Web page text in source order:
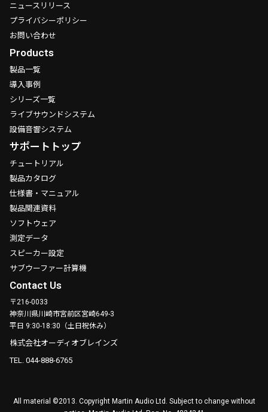
ニュースリリース
プライバシーポリシー
お問い合わせ
Products
製品一覧
導入事例
シリーズ一覧
ライブサウンドシステム
設備音響システム
サポートトップ
チュートリアル
製品カタログ
仕様書・マニュアル
製品関連資料
ソフトウェア
測定データ
スピーカー設定
サブウーファー計算機
Contact Us
〒216-0033
神奈川県川崎市宮前区宮崎649-3
平日 9:30-18:30（土日祝休み）
株式会社オーディオブレインズ
TEL. 044-888-6765
All material ©2013. Copyright Martin Audio Ltd. Subject to change without